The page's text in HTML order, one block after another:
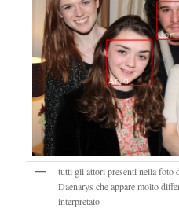
tutti gli attori presenti nella foto
Daenarys che appare molto
interpretato